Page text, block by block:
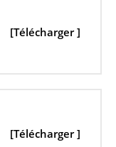
[Télécharger ]
[Télécharger ]